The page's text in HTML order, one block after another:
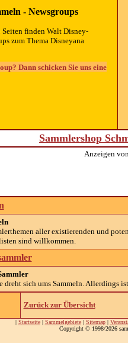
- Newsgroups
finden Walt Disney-
zum Thema Disneyana
Dann schicken Sie uns eine
Sammlershop
Anzeigen
aller existierenden und
sind willkommen.
dreht sich ums Sammeln. Allerdings
Zurück zur Übersicht
| Startseite| Sammelgebiete| Sitemap|
Copyright © 1998/2026